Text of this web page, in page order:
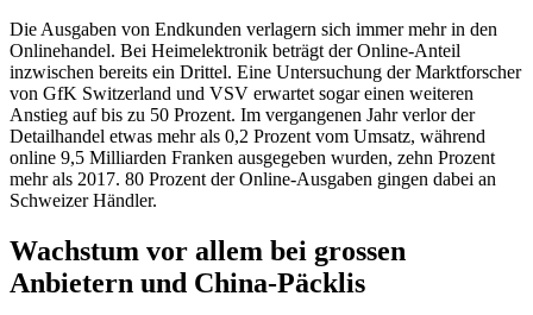
Die Ausgaben von Endkunden verlagern sich immer mehr in den
Onlinehandel. Bei Heimelektronik beträgt der Online-Anteil
inzwischen bereits ein Drittel. Eine Untersuchung der Marktforscher
von GfK Switzerland und VSV erwartet sogar einen weiteren
Anstieg auf bis zu 50 Prozent. Im vergangenen Jahr verlor der
Detailhandel etwas mehr als 0,2 Prozent vom Umsatz, während
online 9,5 Milliarden Franken ausgegeben wurden, zehn Prozent
mehr als 2017. 80 Prozent der Online-Ausgaben gingen dabei an
Schweizer Händler.
Wachstum vor allem bei grossen
Anbietern und China-Päcklis